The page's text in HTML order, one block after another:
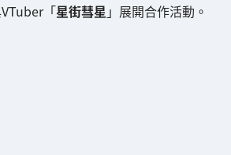
「星街彗星 」展開合作活動。